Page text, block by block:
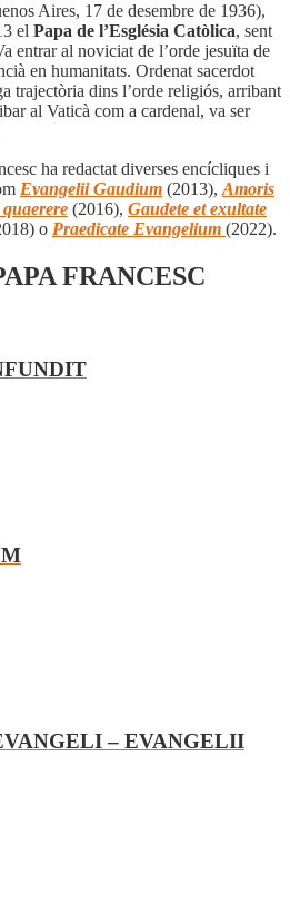
Aires, 17 de desembre de 1936),
el Papa de l’Església Catòlica, sent
entrar al noviciat de l’orde jesuïta de
en humanitats. Ordenat sacerdot
trajectòria dins l’orde religiós, arribant
al Vaticà com a cardenal, va ser
ha redactat diverses encícliques i
Evangelii Gaudium (2013), Amoris
(2016), Gaudete et exultate
o Praedicate Evangelium (2022).
FRANCESC
– EVANGELII